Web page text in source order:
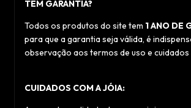
TEM GARANTIA?
Todos os produtos do site tem 1 ANO DE
para que a garantia seja válida, é
observação aos termos de uso e cuidados
CUIDADOS COM A JÓIA: